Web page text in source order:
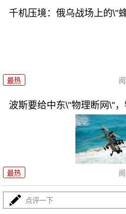
千机压境：俄乌战场上的\"
最热
波斯要给中东\"物理断网\"，
最热
F-35真被
次到底输
点评一下